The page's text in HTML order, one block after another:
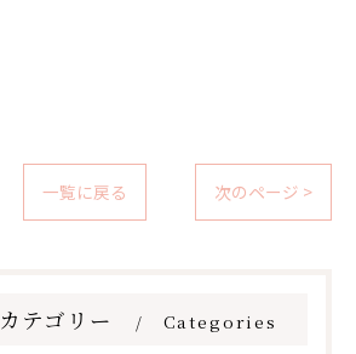
一覧に戻る 次のページ >
カテゴリー Categories